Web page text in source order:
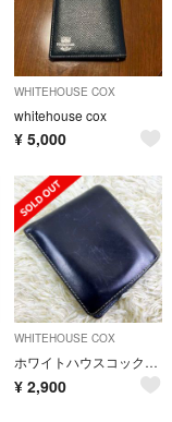
WHITEHOUSE COX
whitehouse cox
¥ 5,000
WHITEHOUSE COX
ホワイトハウスコックス 折り財布 ネイビー 直営店購入
¥ 2,900